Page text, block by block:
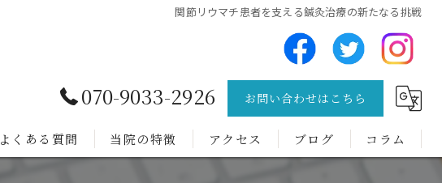
関節リウマチ患者を支える鍼灸治療の新たなる挑戦
070-9033-2926 お問い合わせはこちら
よくある質問 当院の特徴 アクセス ブログ コラム